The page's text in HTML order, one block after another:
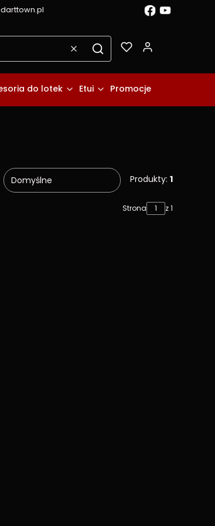
WyczyśćSzukaj
do lotek Etui Promocje
Domyślne Produkty: 1
Strona z 1